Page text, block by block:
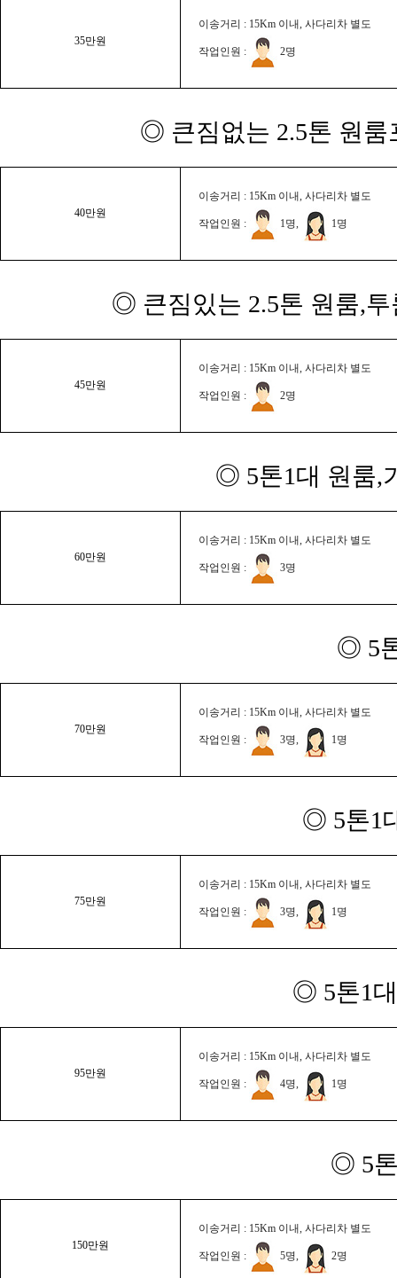
35만원
이송거리 : 15Km 이내, 사다리차 별도
작업인원 : 2명
◎ 큰짐없는 2.5톤 원룸
40만원
이송거리 : 15Km 이내, 사다리차 별도
작업인원 : 1명, 1명
◎ 큰짐있는 2.5톤 원룸,
45만원
이송거리 : 15Km 이내, 사다리차 별도
작업인원 : 2명
◎ 5톤1대 원룸,
60만원
이송거리 : 15Km 이내, 사다리차 별도
작업인원 : 3명
◎ 5
70만원
이송거리 : 15Km 이내, 사다리차 별도
작업인원 : 3명, 1명
◎ 5톤1
75만원
이송거리 : 15Km 이내, 사다리차 별도
작업인원 : 3명, 1명
◎ 5톤1
95만원
이송거리 : 15Km 이내, 사다리차 별도
작업인원 : 4명, 1명
◎ 5
150만원
이송거리 : 15Km 이내, 사다리차 별도
작업인원 : 5명, 2명